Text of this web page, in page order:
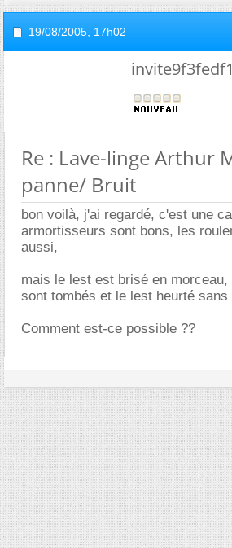
19/08/2005, 17h02
invite9f3fedf1
Re : Lave-linge Arthur
panne/ Bruit
bon voilà, j'ai regardé, c'est une
armortisseurs sont bons, les
aussi,
mais le lest est brisé en
sont tombés et le lest heurté
Comment est-ce possible ??